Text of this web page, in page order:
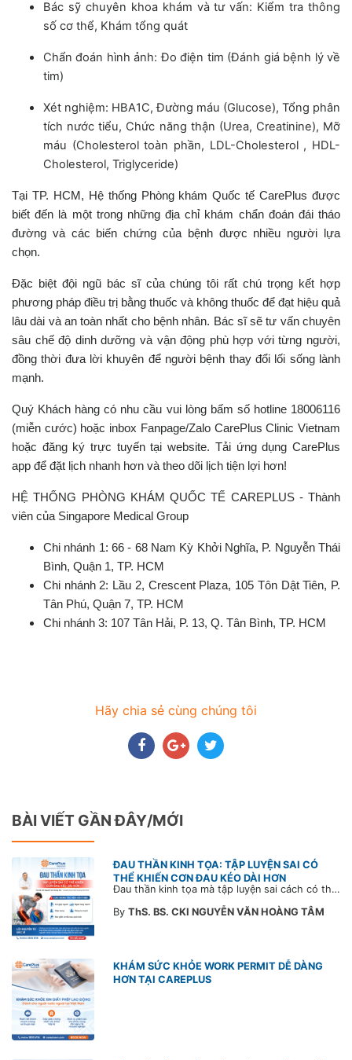
Bác sỹ chuyên khoa khám và tư vấn: Kiểm tra thông
số cơ thể, Khám tổng quát
Chẩn đoán hình ảnh: Đo điện tim (Đánh giá bệnh lý về
tim)
Xét nghiệm: HBA1C, Đường máu (Glucose), Tổng phân
tích nước tiểu, Chức năng thận (Urea, Creatinine), Mỡ
máu (Cholesterol toàn phần, LDL-Cholesterol , HDL-
Cholesterol, Triglyceride)
Tại TP. HCM, Hệ thống Phòng khám Quốc tế CarePlus được
biết đến là một trong những địa chỉ khám chẩn đoán đái tháo
đường và các biến chứng của bệnh được nhiều người lựa
chọn.
Đặc biệt đội ngũ bác sĩ của chúng tôi rất chú trọng kết hợp
phương pháp điều trị bằng thuốc và không thuốc để đạt hiệu quả
lâu dài và an toàn nhất cho bệnh nhân. Bác sĩ sẽ tư vấn chuyên
sâu chế độ dinh dưỡng và vận động phù hợp với từng người,
đồng thời đưa lời khuyên để người bệnh thay đổi lối sống lành
mạnh.
Quý Khách hàng có nhu cầu vui lòng bấm số hotline 18006116
(miễn cước) hoặc inbox Fanpage/Zalo CarePlus Clinic Vietnam
hoặc đăng ký trực tuyến tại website. Tải ứng dụng CarePlus
app để đặt lịch nhanh hơn và theo dõi lịch tiện lợi hơn!
HỆ THỐNG PHÒNG KHÁM QUỐC TẾ CAREPLUS - Thành
viên của Singapore Medical Group
Chi nhánh 1: 66 - 68 Nam Kỳ Khởi Nghĩa, P. Nguyễn Thái
Bình, Quận 1, TP. HCM
Chi nhánh 2: Lầu 2, Crescent Plaza, 105 Tôn Dật Tiên, P.
Tân Phú, Quận 7, TP. HCM
Chi nhánh 3: 107 Tân Hải, P. 13, Q. Tân Bình, TP. HCM
Hãy chia sẻ cùng chúng tôi
BÀI VIẾT GẦN ĐÂY/MỚI
ĐAU THẦN KINH TỌA: TẬP LUYỆN SAI CÓ
THỂ KHIẾN CƠN ĐAU KÉO DÀI HƠN
Đau thần kinh tọa mà tập luyện sai cách có thể khiến cơn đau trở nặng và kéo dài thời gian hồi phục. Tham khảo chia sẻ của Bác sĩ CarePlus để nắm các động tác cần tránh và có góc nhìn đúng về phương pháp điều trị phù hợp trong bài viết sau.
By ThS. BS. CKI NGUYỄN VĂN HOÀNG TÂM
KHÁM SỨC KHỎE WORK PERMIT DỄ DÀNG
HƠN TẠI CAREPLUS